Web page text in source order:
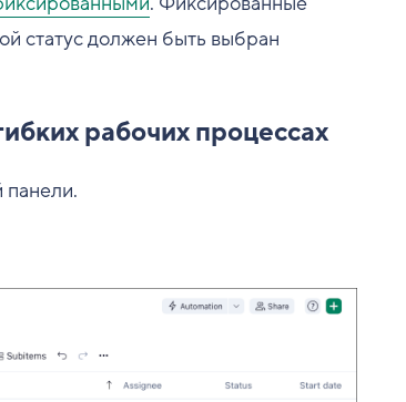
статус должен быть выбран
рабочих процессах